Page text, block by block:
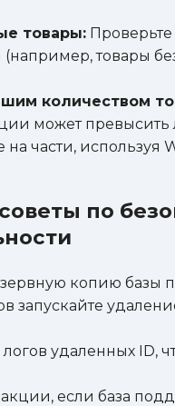
товары:
товары
количеством
может превысить
на части,
по
копию базы
запускайте
удаленных ID,
если база